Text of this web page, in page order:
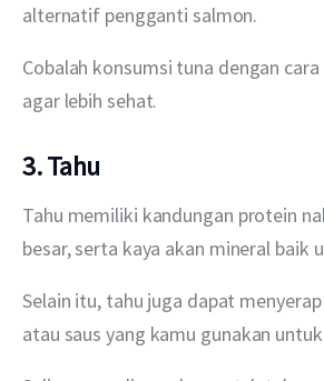
alternatif pengganti salmon.
Cobalah konsumsi tuna dengan
agar lebih sehat.
3. Tahu
Tahu memiliki kandungan protein
besar, serta kaya akan mineral baik
Selain itu, tahu juga dapat
atau saus yang kamu gunakan